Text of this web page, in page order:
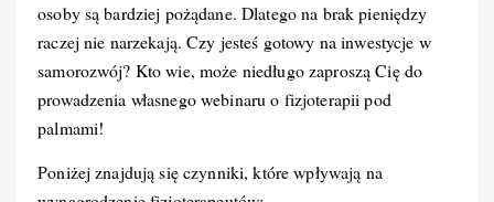
osoby są bardziej pożądane. Dlatego na brak pieniędzy
raczej nie narzekają. Czy jesteś gotowy na inwestycje w
samorozwój? Kto wie, może niedługo zaproszą Cię do
prowadzenia własnego webinaru o fizjoterapii pod
palmami!
Poniżej znajdują się czynniki, które wpływają na